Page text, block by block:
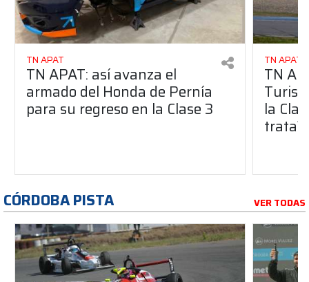
TN APAT
TN APAT: así avanza el
armado del Honda de Pernía
para su regreso en la Clase 3
TN APAT
TN
la
trata?
CÓRDOBA PISTA VER TODAS